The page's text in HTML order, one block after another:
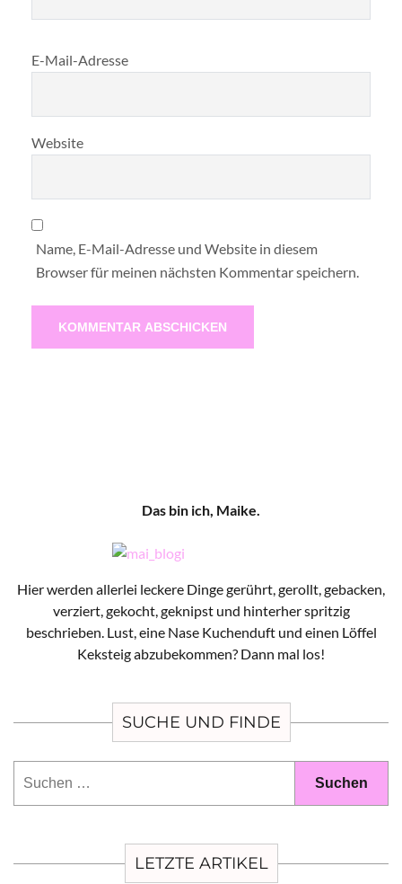
E-Mail-Adresse
Website
Name, E-Mail-Adresse und Website in diesem
Browser für meinen nächsten Kommentar speichern.
Das bin ich, Maike.
Hier werden allerlei leckere Dinge gerührt, gerollt, gebacken,
verziert, gekocht, geknipst und hinterher spritzig
beschrieben. Lust, eine Nase Kuchenduft und einen Löffel
Keksteig abzubekommen? Dann mal los!
SUCHE UND FINDE
LETZTE ARTIKEL